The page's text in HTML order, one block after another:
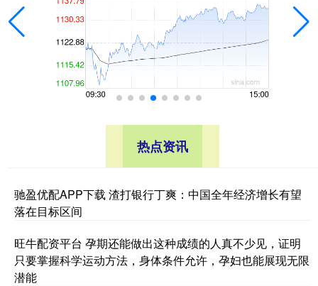
热点资讯
驰盈优配APP下载 渣打银行丁爽：中国全年经济增长有望
落在目标区间
旺牛配资平台 孕期还能做出这种成绩的人真不少见，证明
只要掌握科学运动方法，身体条件允许，孕妇也能展现无限
潜能